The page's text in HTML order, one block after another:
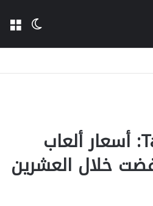
رئيس Take-Two: أسعار ألعاب
خلال العشرين